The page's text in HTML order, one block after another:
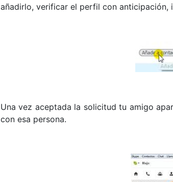
añadirlo, verificar el perfil con anticipación,
Una vez aceptada la solicitud tu amigo
con esa persona.